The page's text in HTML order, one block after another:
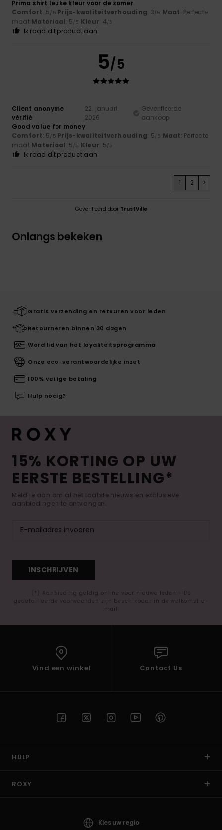
Prima shirt leuke kleur voor de zomer
Comfort: 5/5 Prijs-kwaliteitverhouding: 3/5 Maat: Perfecte
maat Materiaal: 5/5 Kleur: 4/5
Ik raad dit product aan
5/5
Client anonyme
vérifié
22. januari
2026
Geverifieerde
aankoop
Good value for money
Comfort: 5/5 Prijs-kwaliteitverhouding: 5/5 Maat: Perfecte
maat Materiaal: 5/5 Kleur: 5/5
Ik raad dit product aan
1 2 >
Geverifieerd door TrustVille
Onlangs bekeken
Gratis verzending en retouren voor leden
Retourneren binnen 30 dagen
Word lid van het loyaliteitsprogramma
Onze eco-verantwoordelijke inzet
100% veilige betaling
Hulp nodig?
15% KORTING OP UW
EERSTE BESTELLING*
Meld je aan om al het laatste nieuws en exclusieve
aanbiedingen te ontvangen.
INSCHRIJVEN
(*) Aanbieding geldig online voor nieuwe leden - De
gedetailleerde voorwaarden zijn beschikbaar in de welkomst e-
mail
Vind een winkel Contact Us
HULP
ROXY
Kies uw regio